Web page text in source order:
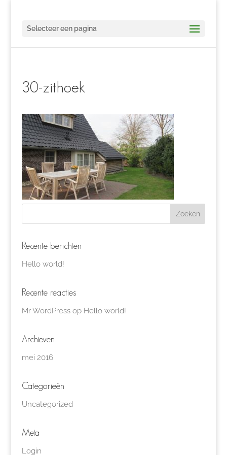
Selecteer een pagina
30-zithoek
Recente berichten
Hello world!
Recente reacties
Mr WordPressop Hello world!
Archieven
mei 2016
Categorieën
Uncategorized
Meta
Login